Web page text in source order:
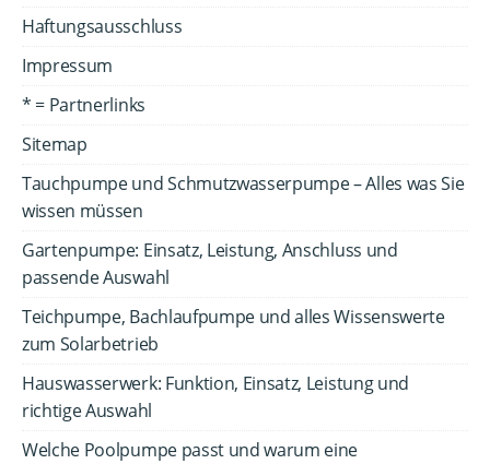
Haftungsausschluss
Impressum
* = Partnerlinks
Sitemap
Tauchpumpe und Schmutzwasserpumpe – Alles was Sie
wissen müssen
Gartenpumpe: Einsatz, Leistung, Anschluss und
passende Auswahl
Teichpumpe, Bachlaufpumpe und alles Wissenswerte
zum Solarbetrieb
Hauswasserwerk: Funktion, Einsatz, Leistung und
richtige Auswahl
Welche Poolpumpe passt und warum eine